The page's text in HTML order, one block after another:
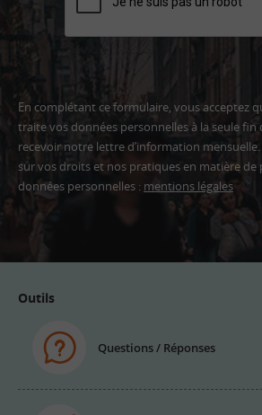
En complétant ce formulaire, vous acceptez
traite vos données personnelles à la seule
recevoir notre lettre d’information
sur vos droits et nos pratiques en matière
données personnelles : mentions légales
Adresse
Outils
Questions / Réponses